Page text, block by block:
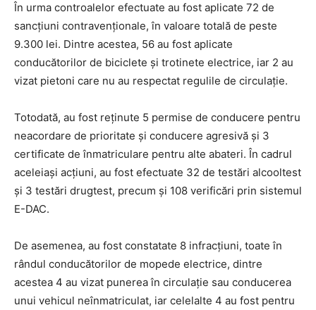
În urma controalelor efectuate au fost aplicate 72 de
sancțiuni contravenționale, în valoare totală de peste
9.300 lei. Dintre acestea, 56 au fost aplicate
conducătorilor de biciclete și trotinete electrice, iar 2 au
vizat pietoni care nu au respectat regulile de circulație.
Totodată, au fost reținute 5 permise de conducere pentru
neacordare de prioritate și conducere agresivă și 3
certificate de înmatriculare pentru alte abateri. În cadrul
aceleiași acțiuni, au fost efectuate 32 de testări alcooltest
și 3 testări drugtest, precum și 108 verificări prin sistemul
E-DAC.
De asemenea, au fost constatate 8 infracțiuni, toate în
rândul conducătorilor de mopede electrice, dintre
acestea 4 au vizat punerea în circulație sau conducerea
unui vehicul neînmatriculat, iar celelalte 4 au fost pentru